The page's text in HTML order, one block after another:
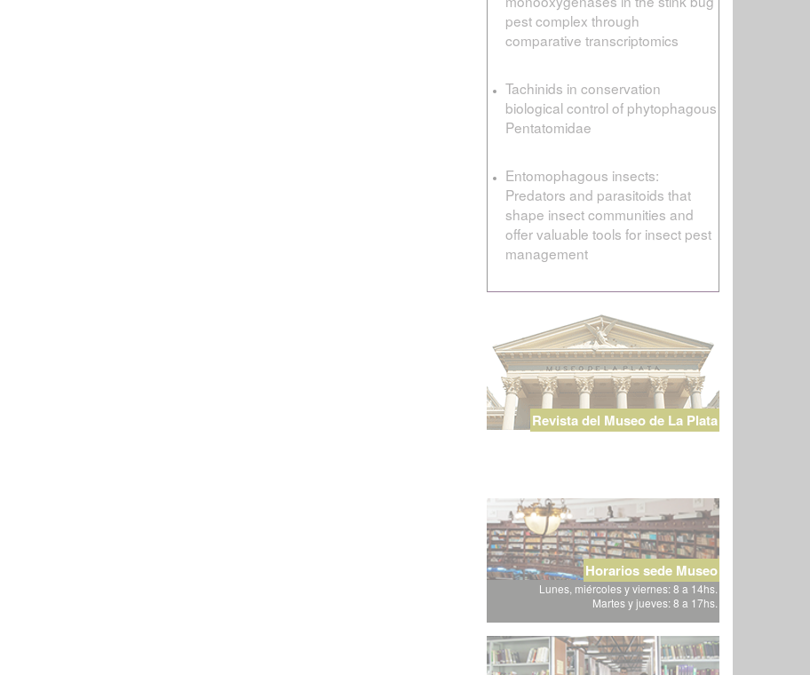
pest complex through
comparative transcriptomics
Tachinids in conservation
biological control of phytophagous
Pentatomidae
Entomophagous insects:
Predators and parasitoids that
shape insect communities and
offer valuable tools for insect pest
management
Revista del Museo de La Plata
Horarios sede Museo
Lunes, miércoles y viernes: 8 a 14hs.
Martes y jueves: 8 a 17hs.